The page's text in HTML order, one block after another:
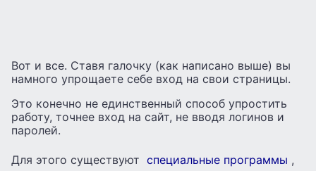
Вот и все. Ставя галочку (как написано выше) вы
намного упрощаете себе вход на свои страницы.
Это конечно не единственный способ упростить
работу, точнее вход на сайт, не вводя логинов и
паролей.
Для этого существуют специальные программы ,